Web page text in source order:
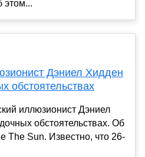
этом...
Дэниел Хидден
обстоятельствах
иллюзионист Дэниел
обстоятельствах. Об
The Sun. Известно, что 26-